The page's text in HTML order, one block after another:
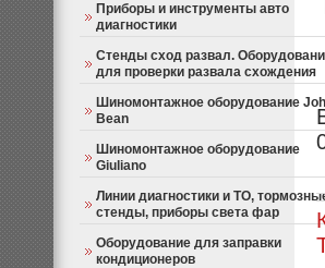
Приборы и инструменты авто
диагностики
Стенды сход развал.
для проверки развала схождения
Шиномонтажное оборудование
Bean
Шиномонтажное оборудование
Giuliano
Линии диагностики и ТО,
стенды, приборы света фар
Оборудование для заправки
кондиционеров